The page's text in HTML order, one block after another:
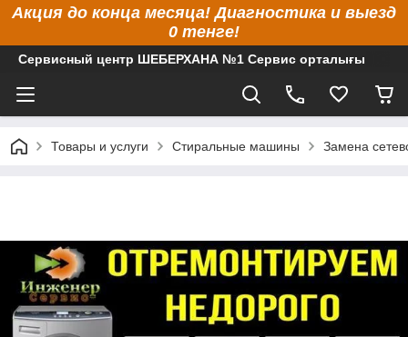
Акция до конца месяца! Диагностика и выезд
0 тенге!
Сервисный центр ШЕБЕРХАНА №1 Сервис орталығы
Товары и услуги Стиральные машины Замена